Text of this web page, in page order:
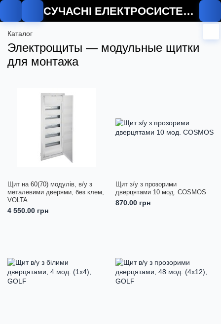
СУЧАСНІ ЕЛЕКТРОСИСТЕМИ
Каталог
Электрощиты — модульные щитки
для монтажа
Щит на 60(70) модулів, в/у з
металевими дверями, без клем,
VOLTA
4 550.00 грн
Щит з/у з прозорими
дверцятами 10 мод. COSMOS
870.00 грн